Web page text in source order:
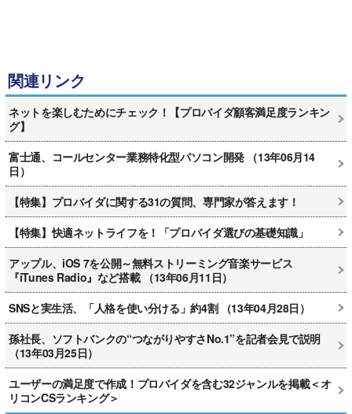
関連リンク
ネットを楽しむためにチェック！【プロバイダ顧客満足度ランキン
グ】
富士通、コールセンター業務特化型パソコン開発 （13年06月14
日）
【特集】プロバイダに関する31の質問、専門家が答えます！
【特集】快適ネットライフを！「プロバイダ選びの基礎知識」
アップル、iOS 7を公開～無料ストリーミング音楽サービス
『iTunes Radio』など搭載 （13年06月11日）
SNSと実生活、「人格を使い分ける」約4割 （13年04月28日）
孫社長、ソフトバンクの“つながりやすさNo.1”を記者会見で説明
（13年03月25日）
ユーザーの満足度で作成！プロバイダを含む32ジャンルを掲載＜オ
リコンCSランキング＞